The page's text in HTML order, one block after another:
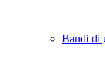
Bandi di